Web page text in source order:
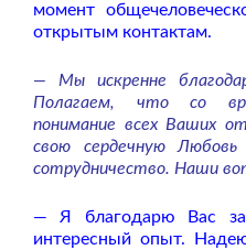
момент
открытым контактам.
— Мы искренне
Полагаем, что со
понимание всех Ваших
свою сердечную
сотрудничество. Наши
— Я благодарю Вас
интересный опыт.